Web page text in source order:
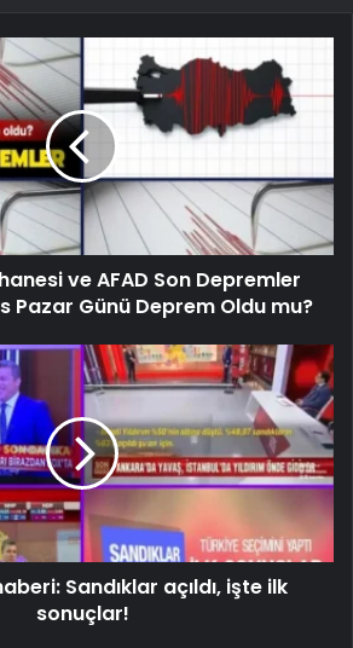
ve AFAD Son Depremler
Pazar Günü Deprem Oldu mu?
Sandıklar açıldı, işte ilk
sonuçlar!